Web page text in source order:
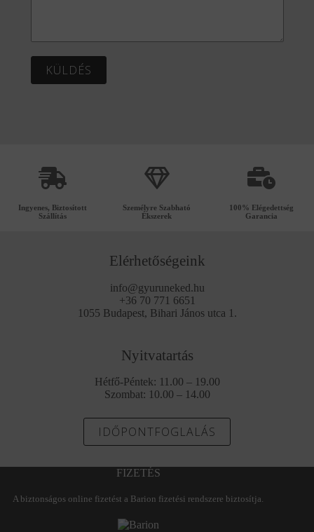
KÜLDÉS
Ingyenes, Biztosított
Szállítás
Személyre Szabható
Ékszerek
100% Elégedettség
Garancia
Elérhetőségeink
info@gyuruneked.hu
+36 70 771 6651
1055 Budapest, Bihari János utca 1.
Nyitvatartás
Hétfő-Péntek: 11.00 – 19.00
Szombat: 10.00 – 14.00
IDŐPONTFOGLALÁS
FIZETÉS
A biztonságos online fizetést a Barion fizetési rendszere biztosítja.